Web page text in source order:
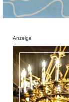
Anzeige